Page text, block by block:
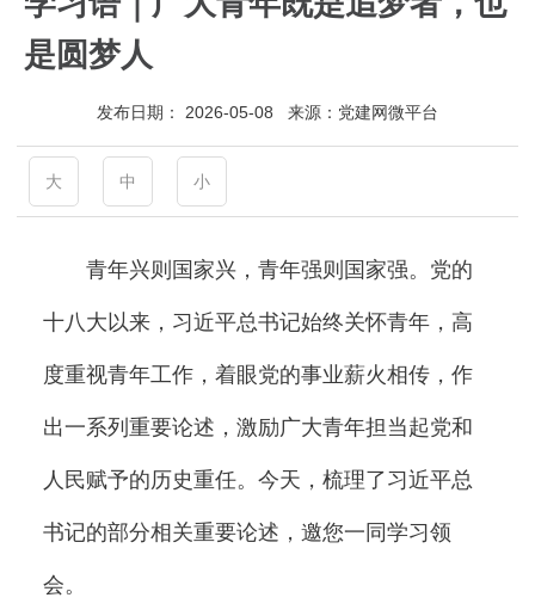
是圆梦人
发布日期： 2026-05-08 来源： 党建网微平台
大 中 小
青年兴则国家兴，青年强则国家强。党的
十八大以来，习近平总书记始终关怀青年，高
度重视青年工作，着眼党的事业薪火相传，作
出一系列重要论述，激励广大青年担当起党和
人民赋予的历史重任。今天，梳理了习近平总
书记的部分相关重要论述，邀您一同学习领
会。